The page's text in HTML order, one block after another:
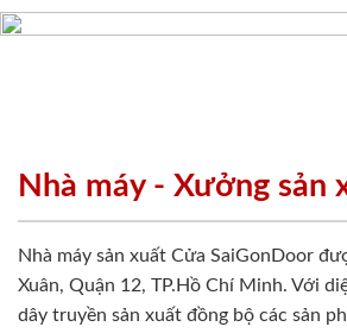
Nhà máy - Xưởng sản
Nhà máy sản xuất Cửa SaiGonDoor
Xuân, Quận 12, TP.Hồ Chí Minh. Với
dây truyền sản xuất đồng bộ các sản